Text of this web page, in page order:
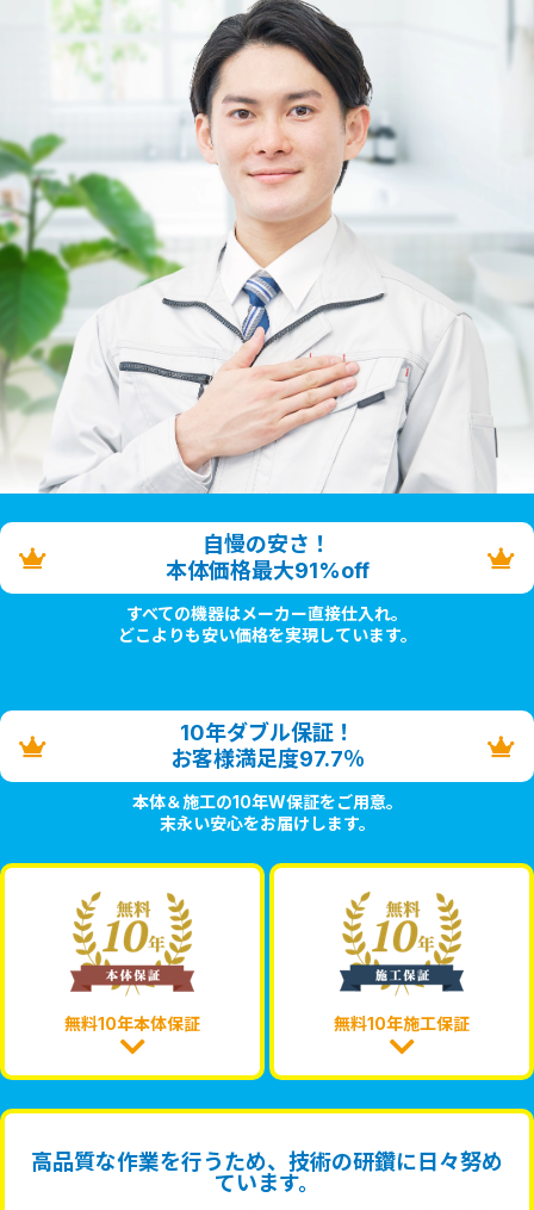
自慢の安さ！
本体価格最大91%off
すべての機器はメーカー直接仕入れ。
どこよりも安い価格を実現しています。
10年ダブル保証！
お客様満足度97.7％
本体＆施工の10年W保証をご用意。
末永い安心をお届けします。
無料10年本体保証 無料10年施工保証
高品質な作業を行うため、技術の研鑽に日々努め
ています。